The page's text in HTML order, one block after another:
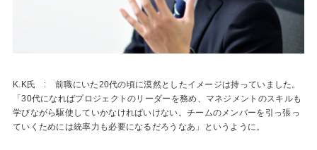
K.K氏 : 前職にいた20代の頃に漠然としたイメージは持っていました。
「30代になればプロジェクトのリーダーを務め、マネジメントのスキルも
学びながら駆使していかなければいけない。チームのメンバーを引っ張っ
ていくためには統率力も必要になるだろうなあ」というように。